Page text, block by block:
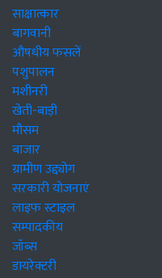
साक्षात्कार
बागवानी
औषधीय फसलें
पशुपालन
मशीनरी
खेती-बाड़ी
मौसम
बाजार
ग्रामीण उद्द्योग
सरकारी योजनाएं
लाइफ स्टाइल
सम्पादकीय
जॉब्स
डायरेक्टरी